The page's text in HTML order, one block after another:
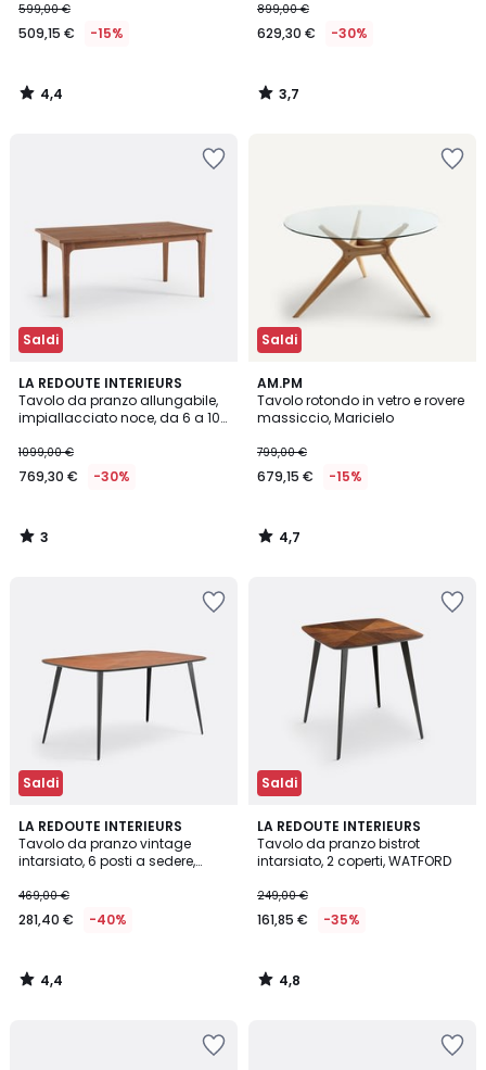
599,00 €
509,15 € -15%
4,4
/
899,00 €
629,30 € -30%
3,7
/
Saldi
LA REDOUTE INTERIEURS
Tavolo da pranzo allungabile,
impiallacciato noce, da 6 a 10
1099,00 €
769,30 € -30%
3
/
5
3
/
Saldi
AM.PM
Tavolo rotondo in vetro e rovere
massiccio, Maricielo
799,00 €
679,15 € -15%
4,7
/ 5
4,7
/
Saldi
LA REDOUTE INTERIEURS
Tavolo da pranzo vintage
intarsiato, 6 posti a sedere,
469,00 €
281,40 € -40%
4,4
/ 5
4,4
/
Saldi
LA REDOUTE INTERIEURS
Tavolo da pranzo bistrot
intarsiato, 2 coperti, WATFORD
249,00 €
161,85 € -35%
4,8
/ 5
4,8
/